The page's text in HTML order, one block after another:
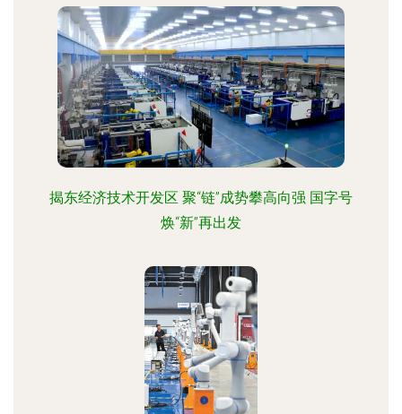
揭东经济技术开发区 聚“链”成势攀高向强 国字号
焕“新”再出发